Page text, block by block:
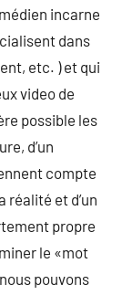
incarne
dans
etc. ) et qui
video de
possible les
d’un
compte
réalité et d’un
propre
le «mot
pouvons